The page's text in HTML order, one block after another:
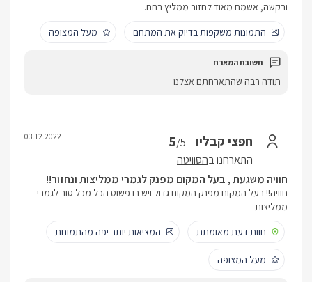
ובקשה, אשמח מאוד לחזור ממליץ בחם.
התמונות משקפות בדיוק את המתחם
מעל המצופה
תודה רבה שהתארחתם אצלנו
חפצי קבליו 5/5
התארחנו בהסוויטה
03.12.2022
חוויה משגעת , בעל המקום מפנק לגמרי ממליצות ונחזור!!
חוויה!! בעל המקום מפנק המקום גדול ויש בו פשוט הכל מכל טוב לגמרי
ממליצות
חוות דעת מאומתת
המציאות יותר יפה מהתמונות
מעל המצופה